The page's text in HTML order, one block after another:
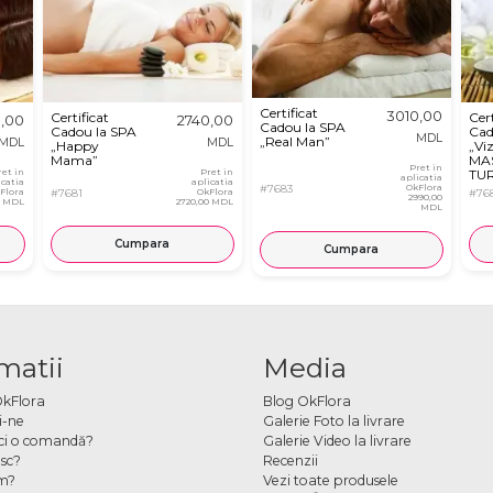
in
MDL
Certificat
Cadou la SPA
„Happy
Mama”
#7681
2740,00
MDL
Pret in
aplicatia
OkFlora
2720,00 MDL
Cumpara
Certificat
Cadou la SPA
„Real Man”
#7683
3010,00
MDL
Pret in
aplicatia
OkFlora
2990,00
MDL
Cumpara
ne
o comandă?
Media
Blog OkFlora
Galerie Foto la livrare
Galerie Video la livrare
Recenzii
Vezi toate produsele